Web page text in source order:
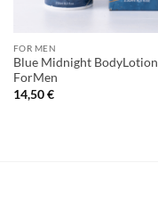
FOR MEN
Blue Midnight BodyLotion
ForMen
14,50€